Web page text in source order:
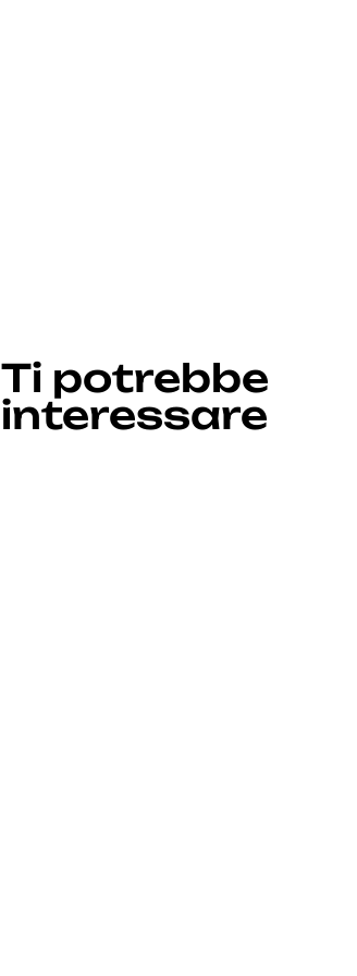
Ti potrebbe
interessare